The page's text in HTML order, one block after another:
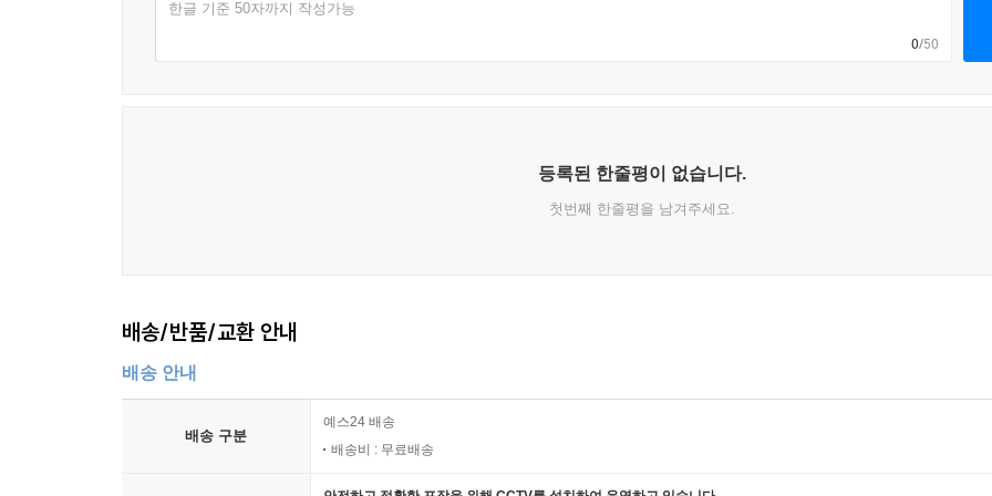
한글 기준 50자까지 작성가능
0/50
등록된 한줄평이 없습니다.
첫번째 한줄평을 남겨주세요.
배송/반품/교환 안내
배송 안내
배송 구분
예스24 배송
배송비 : 무료배송